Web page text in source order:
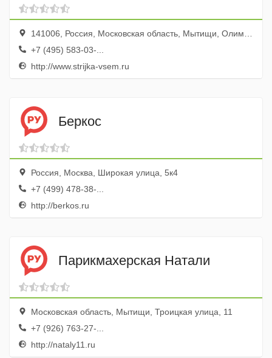
141006, Россия, Московская область, Мытищи, Олимпийский проспект, 13/2
+7 (495) 583-03-...
http://www.strijka-vsem.ru
Беркос
Россия, Москва, Широкая улица, 5к4
+7 (499) 478-38-...
http://berkos.ru
Парикмахерская Натали
Московская область, Мытищи, Троицкая улица, 11
+7 (926) 763-27-...
http://nataly11.ru